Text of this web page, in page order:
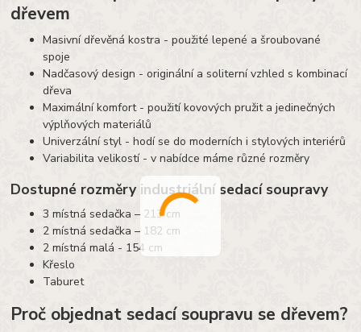
dřevem
Masivní dřevěná kostra - použité lepené a šroubované
spoje
Nadčasový design - originální a soliterní vzhled s kombinací
dřeva
Maximální komfort - použití kovových pružit a jedinečných
výplňových materiálů
Univerzální styl - hodí se do moderních i stylových interiérů
Variabilita velikostí - v nabídce máme různé rozměry
Dostupné rozměry industriální sedací soupravy
3 místná sedačka – 213 cm
2 místná sedačka – 182 cm
2 místná malá - 154 cm
Křeslo
Taburet
Proč objednat sedací soupravu se dřevem?